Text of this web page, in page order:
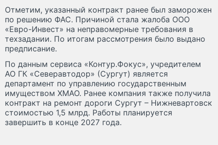
Отметим, указанный контракт ранее был заморожен
по решению ФАС. Причиной стала жалоба ООО
«Евро-Инвест» на неправомерные требования в
техзадании. По итогам рассмотрения было выдано
предписание.
По данным сервиса «Контур.Фокус», учредителем
АО ГК «Северавтодор» (Сургут) является
департамент по управлению государственным
имуществом ХМАО. Ранее компания также получила
контракт на ремонт дороги Сургут – Нижневартовск
стоимостью 1,5 млрд. Работы планируется
завершить в конце 2027 года.